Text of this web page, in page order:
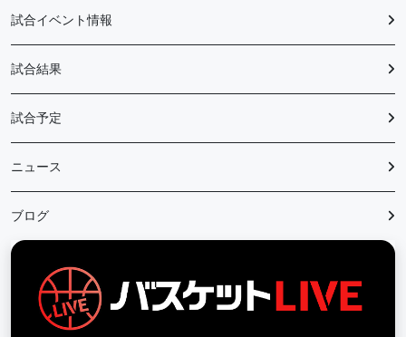
試合イベント情報
試合結果
試合予定
ニュース
ブログ